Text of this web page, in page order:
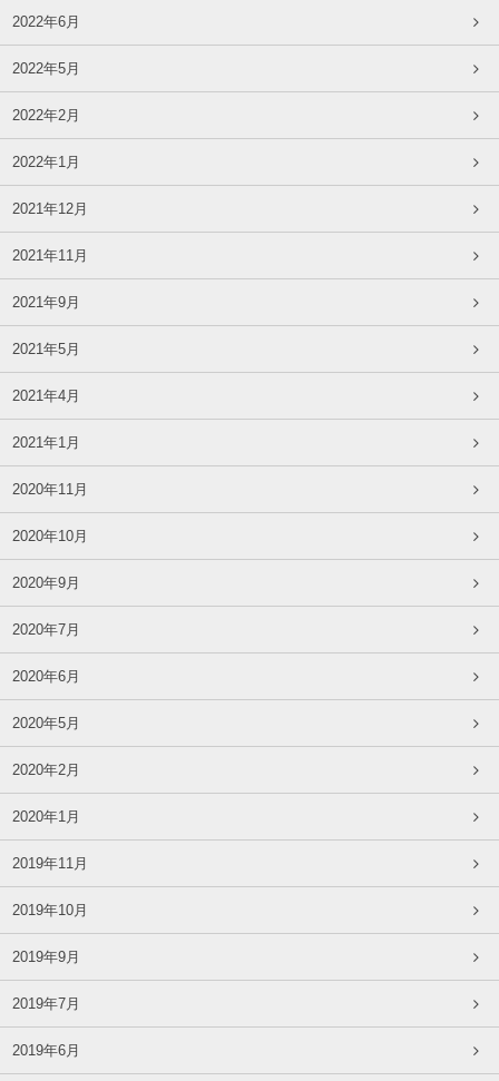
2022年6月
2022年5月
2022年2月
2022年1月
2021年12月
2021年11月
2021年9月
2021年5月
2021年4月
2021年1月
2020年11月
2020年10月
2020年9月
2020年7月
2020年6月
2020年5月
2020年2月
2020年1月
2019年11月
2019年10月
2019年9月
2019年7月
2019年6月